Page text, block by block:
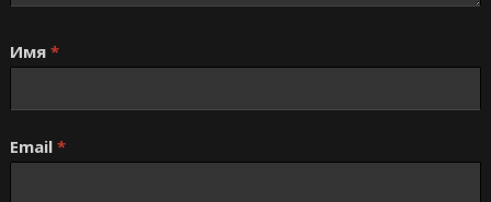
Имя *
Email *